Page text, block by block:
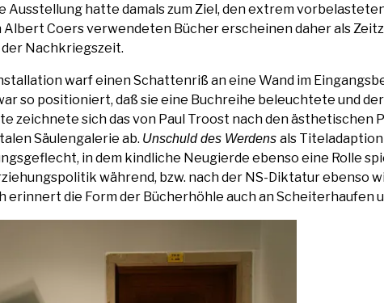
Aus­stel­lung hat­te damals zum Ziel, den extrem
Albert Coers ver­wen­de­ten Bücher erschei­nen daher als
Nachkriegszeit.
warf einen Schat­ten­riß an eine Wand im
so posi­tio­niert, daß sie eine Buch­rei­he beleuch­te­te und
zeich­ne­te sich das von Paul Troost nach den
Säu­len­ga­le­rie ab. Unschuld des Wer­dens als
in dem kind­li­che Neu­gier­de eben­so eine Rol­le
wäh­rend, bzw. nach der NS-Dik­ta­tur
erin­nert die Form der Bücher­höh­le auch an Schei­ter­hau­fen